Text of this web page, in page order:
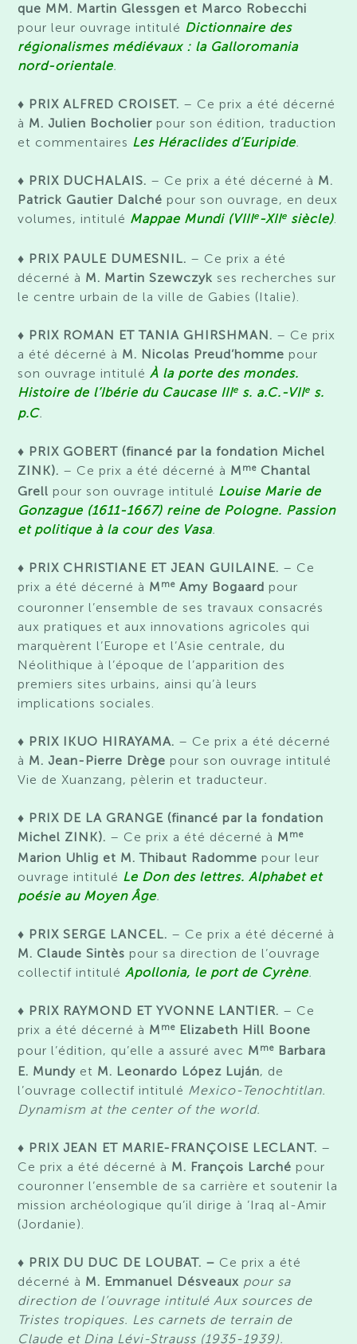
que MM. Martin Glessgen et Marco Robecchi
pour leur ouvrage intitulé Dictionnaire des
régionalismes médiévaux : la Galloromania
nord-orientale.
♦ PRIX ALFRED CROISET. – Ce prix a été décerné
à M. Julien Bocholier pour son édition, traduction
et commentaires Les Héraclides d’Euripide.
♦ PRIX DUCHALAIS. – Ce prix a été décerné à M.
Patrick Gautier Dalché pour son ouvrage, en deux
volumes, intitulé Mappae Mundi (VIIIe-XIIe siècle).
♦ PRIX PAULE DUMESNIL. – Ce prix a été
décerné à M. Martin Szewczyk ses recherches sur
le centre urbain de la ville de Gabies (Italie).
♦ PRIX ROMAN ET TANIA GHIRSHMAN. – Ce prix
a été décerné à M. Nicolas Preud’homme pour
son ouvrage intituléÀ la porte des mondes.
Histoire de l’Ibérie du Caucase IIIe s. a.C.-VIIe s.
p.C.
♦ PRIX GOBERT (financé par la fondation Michel
ZINK). – Ce prix a été décerné à M me Chantal
Grell pour son ouvrage intitulé Louise Marie de
Gonzague (1611-1667) reine de Pologne. Passion
et politique à la cour des Vasa.
♦ PRIX CHRISTIANE ET JEAN GUILAINE. – Ce
prix a été décerné à M me Amy Bogaard pour
couronner l’ensemble de ses travaux consacrés
aux pratiques et aux innovations agricoles qui
marquèrent l’Europe et l’Asie centrale, du
Néolithique à l’époque de l’apparition des
premiers sites urbains, ainsi qu’à leurs
implications sociales.
♦ PRIX IKUO HIRAYAMA. – Ce prix a été décerné
à M. Jean-Pierre Drège pour son ouvrage intitulé
Vie deXuanzang, pèlerin et traducteur.
♦ PRIX DE LA GRANGE (financé par la fondation
Michel ZINK). – Ce prix a été décerné à M me
Marion Uhlig et M. Thibaut Radomme pour leur
ouvrage intitulé Le Don des lettres. Alphabet et
poésie au Moyen Âge.
♦ PRIX SERGE LANCEL. – Ce prix a été décerné à
M. Claude Sintès pour sa direction de l’ouvrage
collectif intituléApollonia, le port de Cyrène.
♦ PRIX RAYMOND ET YVONNE LANTIER. – Ce
prix a été décerné à M me Elizabeth Hill Boone
pour l’édition, qu’elle a assuré avec M me Barbara
E. Mundy et M. Leonardo López Luján, de
l’ouvrage collectif intitulé Mexico-Tenochtitlan.
Dynamism at the center of the world.
♦ PRIX JEAN ET MARIE-FRANÇOISE LECLANT. –
Ce prix a été décerné à M. François Larché pour
couronner l’ensemble de sa carrière et soutenir la
mission archéologique qu’il dirige à ’Iraq al-Amir
(Jordanie).
♦ PRIX DU DUC DE LOUBAT. – Ce prix a été
décerné à M. Emmanuel Désveaux poursa
direction de l’ouvrage intituléAux sources de
Tristes tropiques. Les carnets de terrain de
Claude et Dina Lévi-Strauss (1935-1939).